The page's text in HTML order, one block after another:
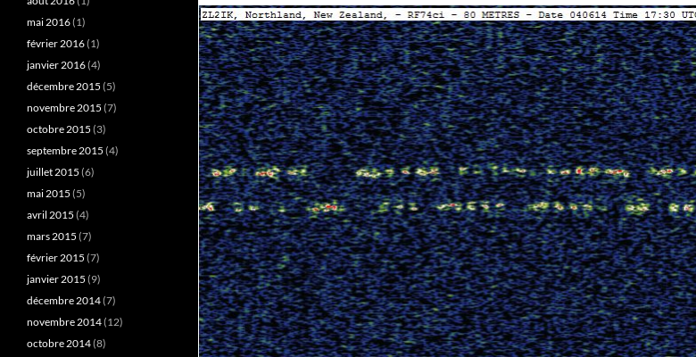
mai 2016(1)
février 2016(1)
janvier 2016(4)
décembre 2015 (5)
novembre 2015 (7)
octobre 2015 (3)
septembre 2015 (4)
juillet 2015 (6)
mai 2015 (5)
avril 2015 (4)
mars 2015 (7)
février 2015 (7)
janvier 2015 (9)
décembre 2014(7)
novembre 2014(12)
octobre 2014(8)